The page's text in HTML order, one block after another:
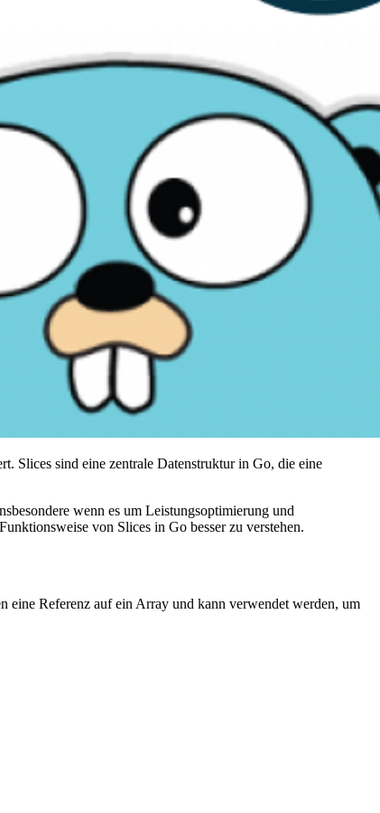
Slices sind eine zentrale Datenstruktur in Go, die eine
wenn es um Leistungsoptimierung und
von Slices in Go besser zu verstehen.
eine Referenz auf ein Array und kann verwendet werden, um